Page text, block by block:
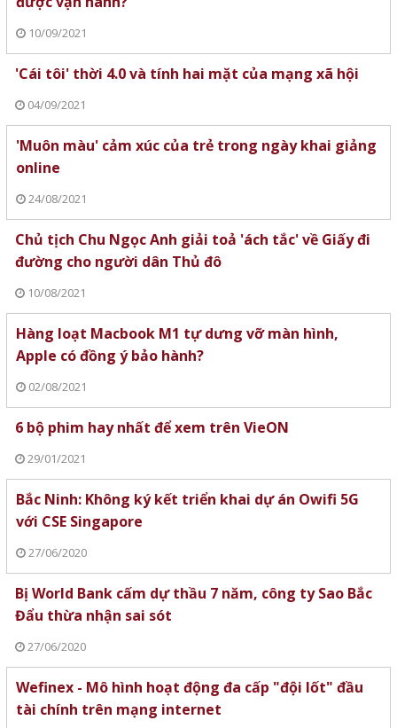
10/09/2021
'Cái tôi' thời 4.0 và tính hai mặt của mạng xã hội
04/09/2021
'Muôn màu' cảm xúc của trẻ trong ngày khai giảng
online
24/08/2021
Chủ tịch Chu Ngọc Anh giải toả 'ách tắc' về Giấy đi
đường cho người dân Thủ đô
10/08/2021
Hàng loạt Macbook M1 tự dưng vỡ màn hình,
Apple có đồng ý bảo hành?
02/08/2021
6 bộ phim hay nhất để xem trên VieON
29/01/2021
Bắc Ninh: Không ký kết triển khai dự án Owifi 5G
với CSE Singapore
27/06/2020
Bị World Bank cấm dự thầu 7 năm, công ty Sao Bắc
Đẩu thừa nhận sai sót
27/06/2020
Wefinex - Mô hình hoạt động đa cấp "đội lốt" đầu
tài chính trên mạng internet